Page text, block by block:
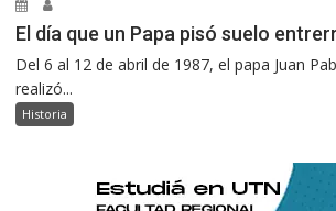
El día que un Papa pisó suelo
Del 6 al 12 de abril de 1987, el papa Juan
realizó...
Historia